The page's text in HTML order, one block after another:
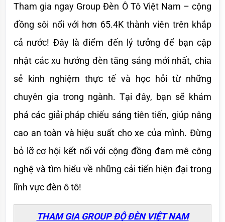
Tham gia ngay Group Đèn Ô Tô Việt Nam – cộng
đồng sôi nổi với hơn 65.4K thành viên trên khắp
cả nước! Đây là điểm đến lý tưởng để bạn cập
nhật các xu hướng đèn tăng sáng mới nhất, chia
sẻ kinh nghiệm thực tế và học hỏi từ những
chuyên gia trong ngành. Tại đây, bạn sẽ khám
phá các giải pháp chiếu sáng tiên tiến, giúp nâng
cao an toàn và hiệu suất cho xe của mình. Đừng
bỏ lỡ cơ hội kết nối với cộng đồng đam mê công
nghệ và tìm hiểu về những cải tiến hiện đại trong
lĩnh vực đèn ô tô!
THAM GIA GROUP ĐỘ ĐÈN VIỆT NAM